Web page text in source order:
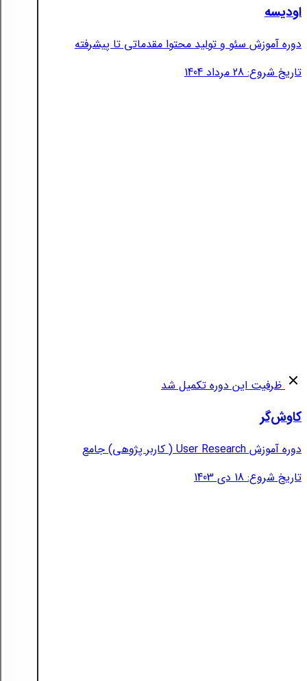
اودیسه
دوره آموزش سئو و تولید محتوا مقدماتی تا پیشرفته
تاریخ شروع: 28 مرداد 1404
ظرفیت این دوره تکمیل شد
کاوش‌گر
دوره آموزش User Research ( کاربر پژوهی) جامع
تاریخ شروع: 18 دی 1403